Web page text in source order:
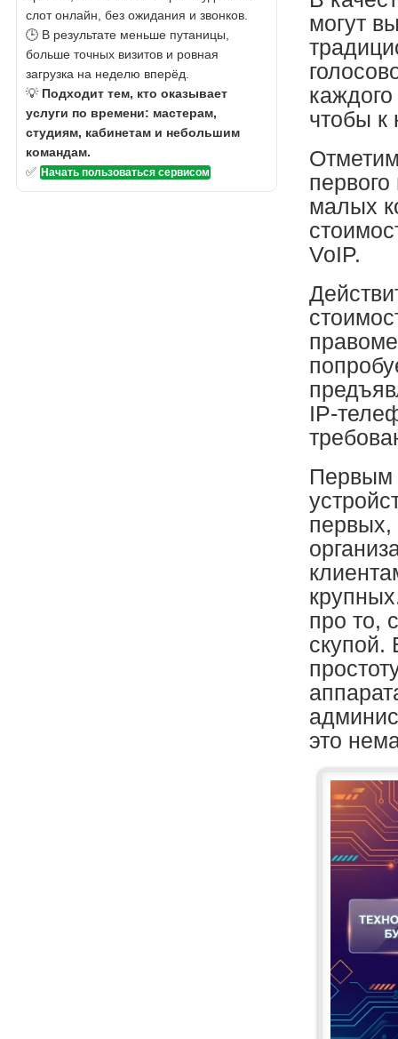
могут
чтобы к
малых
VoIP.
IP-
Первым
первых,
про то,
скупой.
это
слот онлайн, без ожидания и звонков.
🕒 В результате меньше путаницы,
больше точных визитов и ровная
загрузка на неделю вперёд.
💡 Подходит тем, кто оказывает
услуги по времени: мастерам,
студиям, кабинетам и небольшим
командам.
✅ Начать пользоваться сервисом